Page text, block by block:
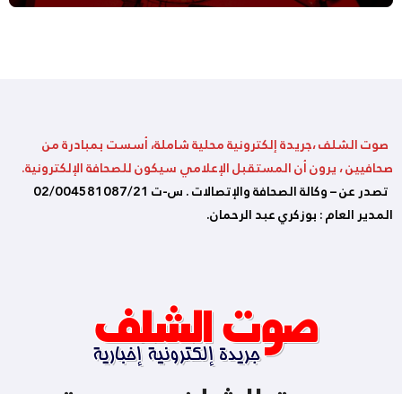
صوت الشلف ،جريدة إلكترونية محلية شاملة، أسست بمبادرة من
صحافيين ، يرون أن المستقبل الإعلامي سيكون للصحافة الإلكترونية.
تصدر عن – وكالة الصحافة والإتصالات . س-ت 02/004581087/21
المدير العام : بوزكري عبد الرحمان.